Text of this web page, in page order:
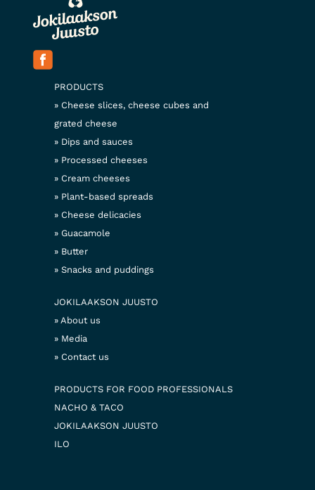
PRODUCTS
Cheese slices, cheese cubes and
grated cheese
Dips and sauces
Processed cheeses
Cream cheeses
Plant-based spreads
Cheese delicacies
Guacamole
Butter
Snacks and puddings
JOKILAAKSON JUUSTO
About us
Media
Contact us
PRODUCTS FOR FOOD PROFESSIONALS
NACHO & TACO
JOKILAAKSON JUUSTO
ILO